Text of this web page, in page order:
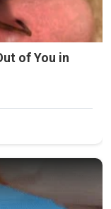
of You in